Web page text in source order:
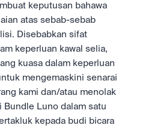
keputusan bahawa
atas sebab-sebab
Disebabkan sifat
keperluan kawal selia,
kuasa dalam keperluan
mengemaskini senarai
kami dan/atau menolak
Bundle Luno dalam satu
kepada budi bicara